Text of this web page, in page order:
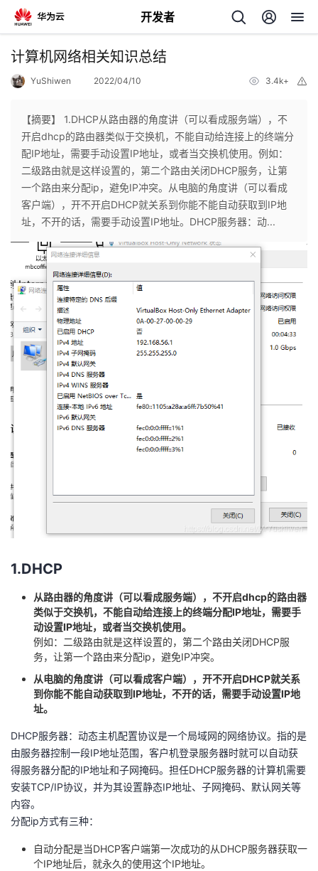
开发者
返
个
人
主
我
的
发
者
动
关
注
学
堂
我
的
我
Programs
持
我
的
技
我
的
计算机网络相关知识总结
YuShiwen 2022/04/10 3.4k+
【摘要】 1.DHCP从路由器的角度讲（可以看成服务端），不
开启dhcp的路由器类似于交换机，不能自动给连接上的终端分
配IP地址，需要手动设置IP地址，或者当交换机使用。例如：
二级路由就是这样设置的，第二个路由关闭DHCP服务，让第
一个路由来分配ip，避免IP冲突。从电脑的角度讲（可以看成
客户端），开不开启DHCP就关系到你能不能自动获取到IP地
址，不开的话，需要手动设置IP地址。DHCP服务器：动...
1.DHCP
从路由器的角度讲（可以看成服务端），不开启dhcp的路由器
类似于交换机，不能自动给连接上的终端分配IP地址，需要手
动设置IP地址，或者当交换机使用。
例如：二级路由就是这样设置的，第二个路由关闭DHCP服
务，让第一个路由来分配ip，避免IP冲突。
从电脑的角度讲（可以看成客户端），开不开启DHCP就关系
到你能不能自动获取到IP地址，不开的话，需要手动设置IP地
址。
DHCP服务器：动态主机配置协议是一个局域网的网络协议。指的是
由服务器控制一段IP地址范围，客户机登录服务器时就可以自动获
得服务器分配的IP地址和子网掩码。担任DHCP服务器的计算机需要
安装TCP/IP协议，并为其设置静态IP地址、子网掩码、默认网关等
内容。
分配ip方式有三种：
自动分配是当DHCP客户端第一次成功的从DHCP服务器获取一
个IP地址后，就永久的使用这个IP地址。